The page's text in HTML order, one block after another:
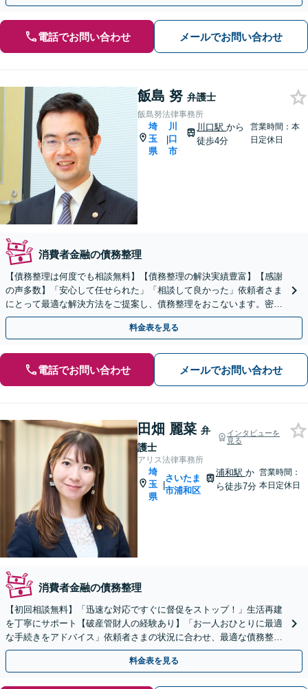
電話でお問い合わせ メールでお問い合わせ
飯島 努 弁護士
飯島努法律事務所
埼
玉
県
|
川
口
市
川口駅から
徒歩4分
営業時間：本
日定休日
消費者金融の債務整理
【債務整理は何度でも相談無料】【債務整理の解決実績豊富】【感謝
の声多数】「安心して任せられた」「相談して良かった」依頼者さま
にとって最適な解決方法をご提案し、債務整理をおこないます。密な
コミュニケーション・丁寧なヒアリングがモットーです。
料金表を見る
電話でお問い合わせ メールでお問い合わせ
田畑 麗菜 弁
護士
インタビューを
見る
アリス法律事務所
埼
玉
県
|
さいたま
市浦和区
浦和駅 か
ら徒歩7分
営業時間：
本日定休日
消費者金融の債務整理
【初回相談無料】「迅速な対応ですぐに督促をストップ！」生活再建
を丁寧にサポート【破産管財人の経験あり】「お一人おひとりに最適
な手続きをアドバイス」依頼者さまの状況に合わせ、最適な債務整理
手段をご提案いたします【完全個室相談】
料金表を見る